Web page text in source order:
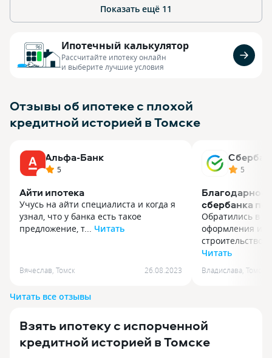
Показать ещё 11
Ипотечный калькулятор
Рассчитайте ипотеку онлайн
и выберите лучшие условия
Отзывы об ипотеке с плохой
кредитной историей в Томске
Альфа-Банк
5
Айти ипотека
Учусь на айти специалиста и когда я
узнал, что у банка есть такое
предложение, т... Читать
предложение, то меня сразу это
удивило. Здесть представляютсч
мало кому предлагают, а это ещё и
повезло, что я нашёл такой алмаз.
Советую всём айтишникам, низкий
процент вам обеспечен!
Вячеслав Томск 26.08.2023
5
сбербанка
ипотеки
Обратились в
оформления
строительство
Читать
Обратились в
оформления
которому все
понятно и
Владислава Томск
Читать все отзывы
Взять ипотеку с испорченной
кредитной историей в Томске